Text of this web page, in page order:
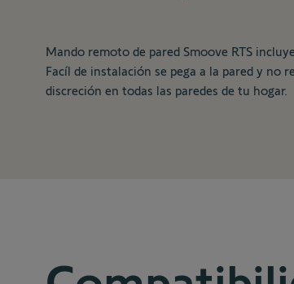
Mando remoto de pared Smoove RTS
Facíl de instalación se pega a la pared y no
discreción en todas las paredes de tu hogar.